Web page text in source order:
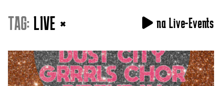
TAG: LIVE × na Live-Events